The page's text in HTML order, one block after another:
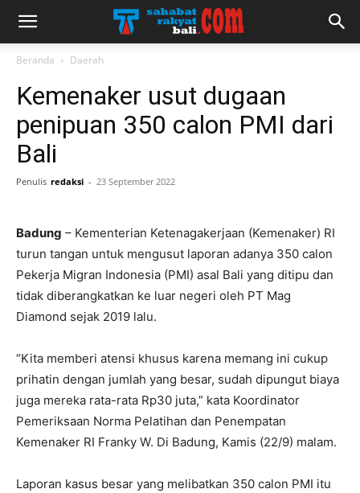
Beranda Daerah
Kemenaker usut dugaan
penipuan 350 calon PMI dari
Bali
Penulis redaksi - 23 September 2022
Badung – Kementerian Ketenagakerjaan (Kemenaker) RI
turun tangan untuk mengusut laporan adanya 350 calon
Pekerja Migran Indonesia (PMI) asal Bali yang ditipu dan
tidak diberangkatkan ke luar negeri oleh PT Mag
Diamond sejak 2019 lalu.
“Kita memberi atensi khusus karena memang ini cukup
prihatin dengan jumlah yang besar, sudah dipungut biaya
juga mereka rata-rata Rp30 juta,” kata Koordinator
Pemeriksaan Norma Pelatihan dan Penempatan
Kemenaker RI Franky W. Di Badung, Kamis (22/9) malam.
Laporan kasus besar yang melibatkan 350 calon PMI itu